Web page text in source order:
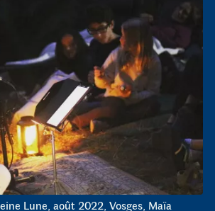
Lune, août 2022, Vosges, Maïa